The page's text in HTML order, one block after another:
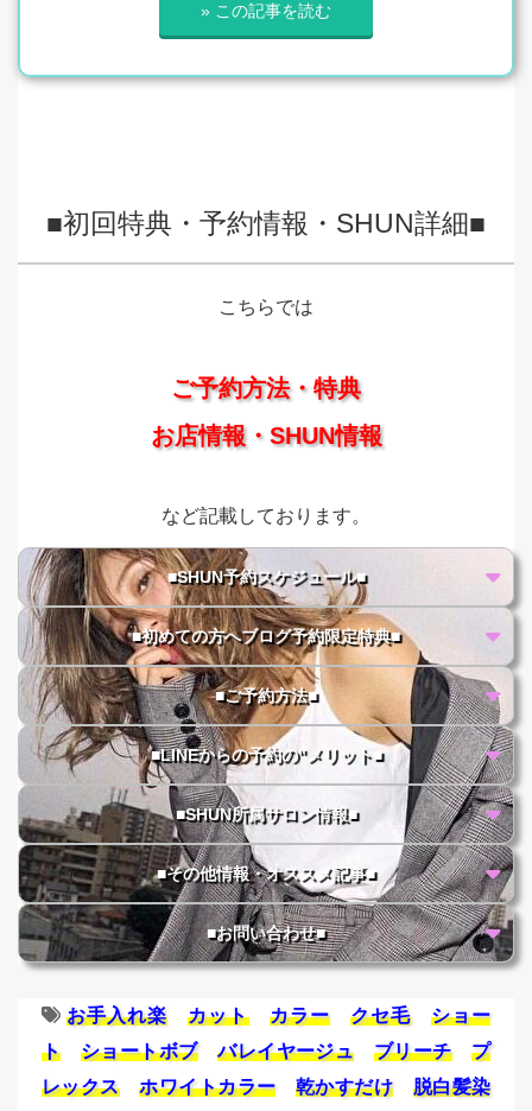
» この記事を読む
■初回特典・予約情報・SHUN詳細■
こちらでは
ご予約方法・特典
お店情報・SHUN情報
など記載しております。
■SHUN予約スケジュール■
■初めての方へブログ予約限定特典■
■ご予約方法■
■LINEからの予約の"メリット■
■SHUN所属サロン情報■
■その他情報・オススメ記事■
■お問い合わせ■
お手入れ楽 カット カラー クセ毛
ショー
ト
ショートボブ バレイヤージュ ブリーチ
プ
レックス
ホワイトカラー 乾かすだけ
脱白髪染